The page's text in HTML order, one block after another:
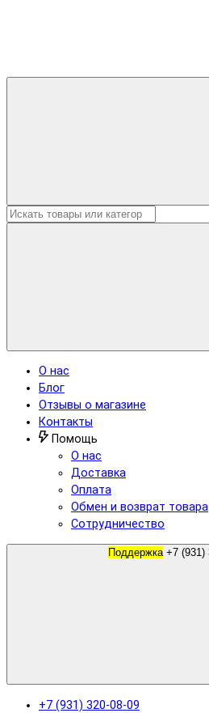
О нас
Блог
Отзывы о магазине
Контакты
Помощь
О нас
Доставка
Оплата
Обмен и возврат товара
Сотрудничество
Поддержка
+7 (931) 320-08-09